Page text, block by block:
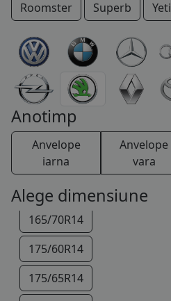
CONTACT
Roomster
Superb Yeti
Anotimp
Anvelope
iarna
Anvelope
vara
Alege dimensiune
145/80R13
155/80R13
165/70R13
175/65R13
165/70R14
175/60R14
175/65R14